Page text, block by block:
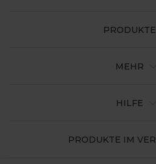
PRODUKTE
MEHR
HILFE
PRODUKTE IM